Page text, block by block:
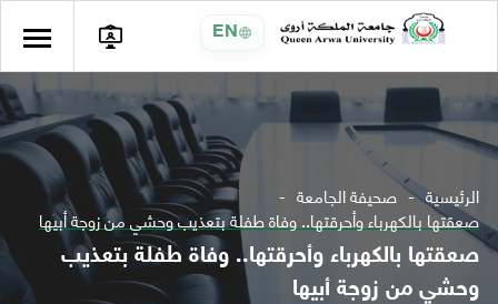
EN
الرئيسية صحيفة الجامعة
صعقتها بالكهرباء وأحرقتها.. وفاة طفلة بتعذيب وحشي من زوجة أبيها
صعقتها بالكهرباء وأحرقتها.. وفاة طفلة بتعذيب
وحشي من زوجة أبيها